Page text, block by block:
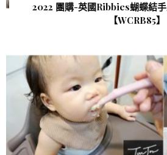
2022 團購-英國Ribbies蝴蝶結
【WCRB85 】